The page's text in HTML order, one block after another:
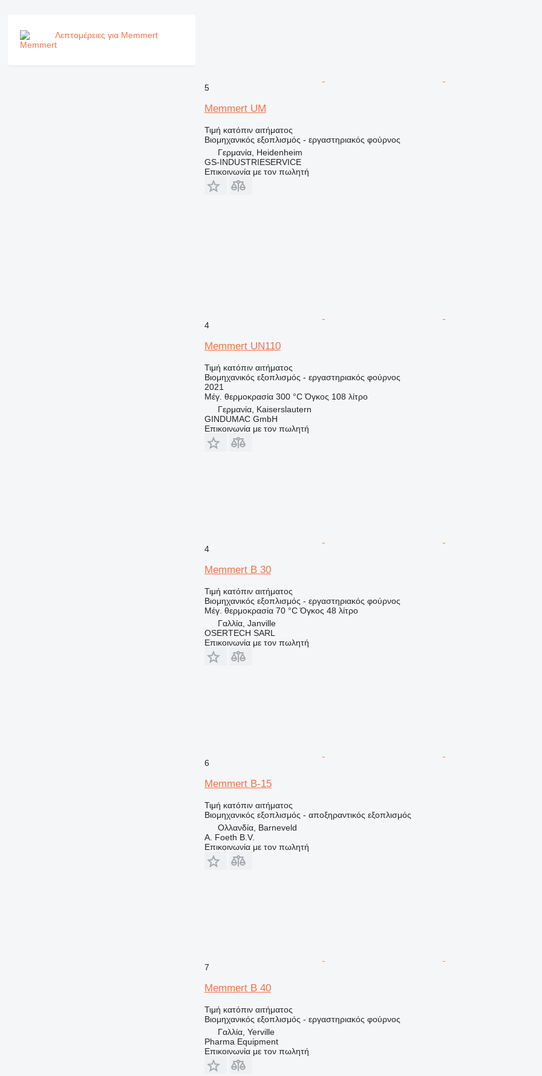
Λεπτομέρειες για Memmert
5
Memmert UM
Τιμή κατόπιν αιτήματος
Βιομηχανικός εξοπλισμός - εργαστηριακός φούρνος
Γερμανία, Heidenheim
GS-INDUSTRIESERVICE
Επικοινωνία με τον πωλητή
4
Memmert UN110
Τιμή κατόπιν αιτήματος
Βιομηχανικός εξοπλισμός - εργαστηριακός φούρνος
2021
Μέγ. θερμοκρασία 300 °C Όγκος 108 λίτρο
Γερμανία, Kaiserslautern
GINDUMAC GmbH
Επικοινωνία με τον πωλητή
4
Memmert B 30
Τιμή κατόπιν αιτήματος
Βιομηχανικός εξοπλισμός - εργαστηριακός φούρνος
Μέγ. θερμοκρασία 70 °C Όγκος 48 λίτρο
Γαλλία, Janville
OSERTECH SARL
Επικοινωνία με τον πωλητή
6
Memmert B-15
Τιμή κατόπιν αιτήματος
Βιομηχανικός εξοπλισμός - αποξηραντικός εξοπλισμός
Ολλανδία, Barneveld
A. Foeth B.V.
Επικοινωνία με τον πωλητή
7
Memmert B 40
Τιμή κατόπιν αιτήματος
Βιομηχανικός εξοπλισμός - εργαστηριακός φούρνος
Γαλλία, Yerville
Pharma Equipment
Επικοινωνία με τον πωλητή